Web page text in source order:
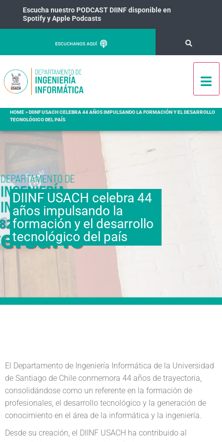
Escucha nuestro PODCAST DIINF disponible en
Spotify y Apple Podcasts
HOME>DIINF USACH CELEBRA 44 AÑOS IMPULSANDO LA FORMACIÓN Y EL DESARROLLO
TECNOLÓGICO DEL PAÍS
DIINF USACH celebra 44
años impulsando la
formación y el desarrollo
tecnológico del país
El Departamento de Ingeniería Informática de la Universidad
de Santiago de Chile conmemora 44 años de trayectoria,
consolidándose como un referente en la formación de
profesionales, el desarrollo tecnológico y la generación de
conocimiento en el área de la informática y la ingeniería.
Desde su creación, el DIINF USACH ha contribuido al